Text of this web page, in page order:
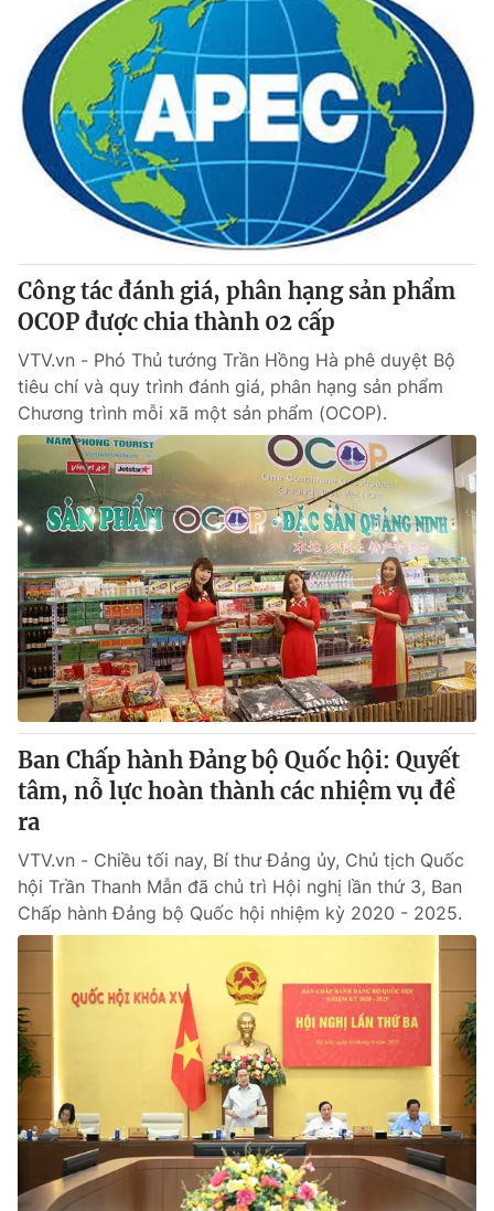
Công tác đánh giá, phân hạng sản phẩm
OCOP được chia thành 02 cấp
VTV.vn - Phó Thủ tướng Trần Hồng Hà phê duyệt Bộ
tiêu chí và quy trình đánh giá, phân hạng sản phẩm
Chương trình mỗi xã một sản phẩm (OCOP).
Ban Chấp hành Đảng bộ Quốc hội: Quyết
tâm, nỗ lực hoàn thành các nhiệm vụ đề
ra
VTV.vn - Chiều tối nay, Bí thư Đảng ủy, Chủ tịch Quốc
hội Trần Thanh Mẫn đã chủ trì Hội nghị lần thứ 3, Ban
Chấp hành Đảng bộ Quốc hội nhiệm kỳ 2020 - 2025.